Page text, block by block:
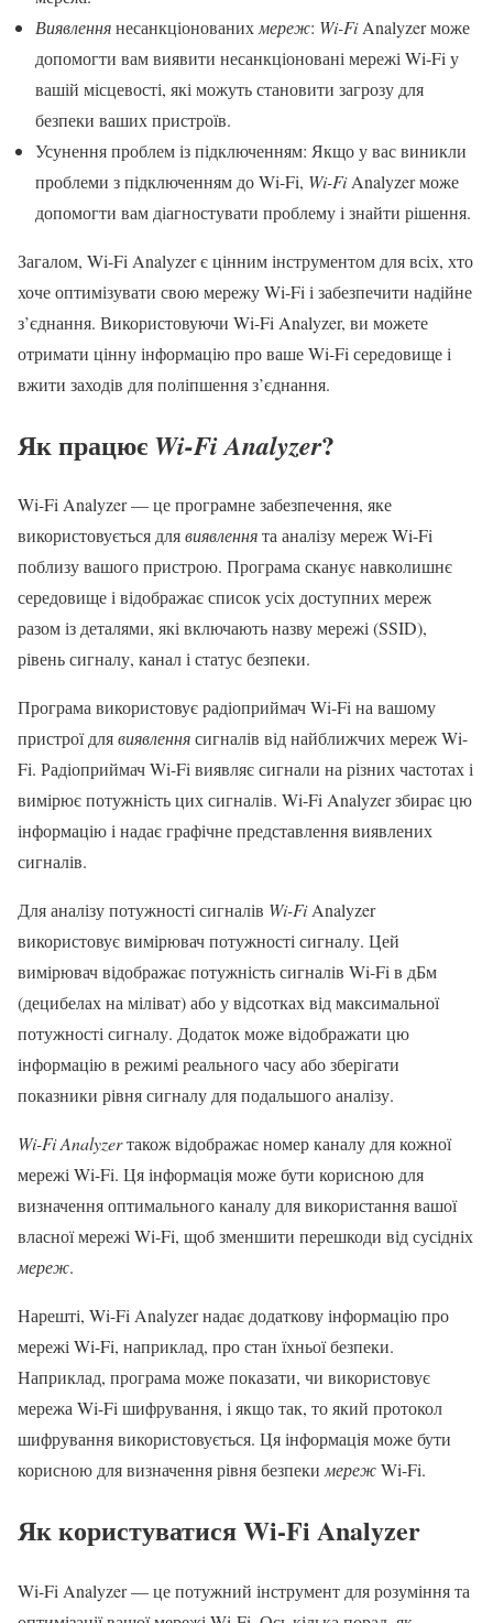
Виявленнянесанкціонованих мереж: Wi-FiAnalyzer може
допомогти вам виявити несанкціоновані мережі Wi-Fi у
вашій місцевості, які можуть становити загрозу для
безпеки ваших пристроїв.
Усунення проблем із підключенням: Якщо у вас виникли
проблеми з підключенням до Wi-Fi, Wi-FiAnalyzer може
допомогти вам діагностувати проблему і знайти рішення.
Загалом, Wi-Fi Analyzer є цінним інструментом для всіх, хто
хоче оптимізувати свою мережу Wi-Fi і забезпечити надійне
з’єднання. Використовуючи Wi-Fi Analyzer, ви можете
отримати цінну інформацію про ваше Wi-Fi середовище і
вжити заходів для поліпшення з’єднання.
Як працює Wi-Fi Analyzer?
Wi-Fi Analyzer — це програмне забезпечення, яке
використовується длявиявленнята аналізу мереж Wi-Fi
поблизу вашого пристрою. Програма сканує навколишнє
середовище і відображає список усіх доступних мереж
разом із деталями, які включають назву мережі (SSID),
рівень сигналу, канал і статус безпеки.
Програма використовує радіоприймач Wi-Fi на вашому
пристрої длявиявленнясигналів від найближчих мереж Wi-
Fi. Радіоприймач Wi-Fi виявляє сигнали на різних частотах і
вимірює потужність цих сигналів. Wi-Fi Analyzer збирає цю
інформацію і надає графічне представлення виявлених
сигналів.
Для аналізу потужності сигналів Wi-FiAnalyzer
використовує вимірювач потужності сигналу. Цей
вимірювач відображає потужність сигналів Wi-Fi в дБм
(децибелах на міліват) або у відсотках від максимальної
потужності сигналу. Додаток може відображати цю
інформацію в режимі реального часу або зберігати
показники рівня сигналу для подальшого аналізу.
Wi-Fi Analyzerтакож відображає номер каналу для кожної
мережі Wi-Fi. Ця інформація може бути корисною для
визначення оптимального каналу для використання вашої
власної мережі Wi-Fi, щоб зменшити перешкоди від сусідніх
мереж.
Нарешті, Wi-Fi Analyzer надає додаткову інформацію про
мережі Wi-Fi, наприклад, про стан їхньої безпеки.
Наприклад, програма може показати, чи використовує
мережа Wi-Fi шифрування, і якщо так, то який протокол
шифрування використовується. Ця інформація може бути
корисною для визначення рівня безпекимережWi-Fi.
Як користуватися Wi-Fi Analyzer
Wi-Fi Analyzer — це потужний інструмент для розуміння та